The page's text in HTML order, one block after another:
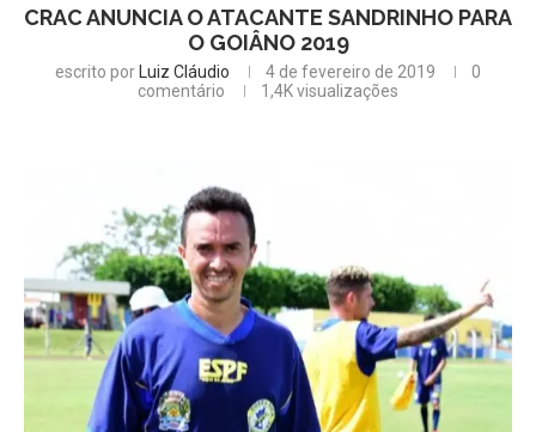
CRAC ANUNCIA O ATACANTE SANDRINHO PARA
O GOIÂNO 2019
escrito por Luiz Cláudio 4 de fevereiro de 2019
0
comentário
1,4Kvisualizações